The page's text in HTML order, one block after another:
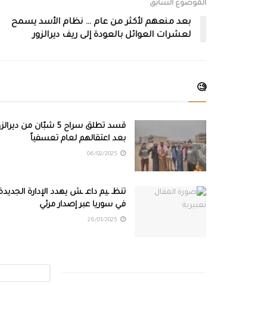
الموضوع السابق
بعد منعهم لأكثر من عام … نظام الأسد يسمح
لعشرات العوائل بالعودة إلى ريف ديرالزور
🧐
قسد تطلق سراح 5 شبّان من
بعد اعتقالهم لعام تعسفياً
تنظـ ـيم داعـ ـش يهدد الإدارة
في سوريا عبر إصدار مرئي